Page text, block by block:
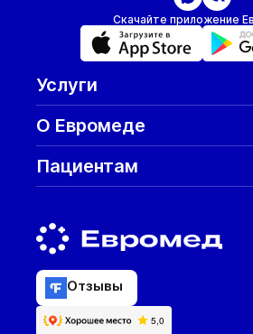
Скачайте приложение
Услуги
О Евромеде
Пациентам
Отзывы